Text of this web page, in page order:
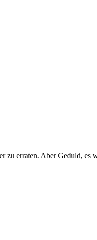
erraten. Aber Geduld, es